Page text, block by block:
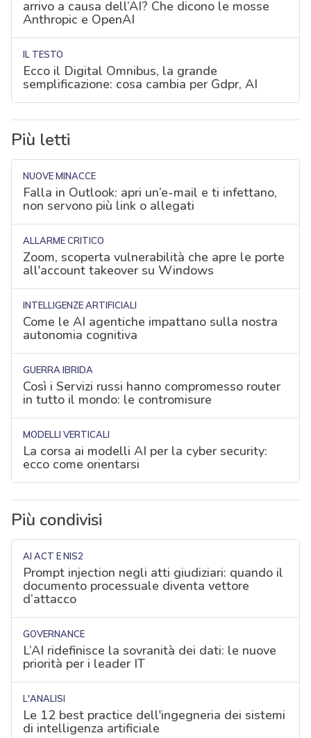
arrivo a causa dell’AI? Che dicono le mosse
Anthropic e OpenAI
IL TESTO
Ecco il Digital Omnibus, la grande
semplificazione: cosa cambia per Gdpr, AI
Più letti
NUOVE MINACCE
Falla in Outlook: apri un’e-mail e ti infettano,
non servono più link o allegati
ALLARME CRITICO
Zoom, scoperta vulnerabilità che apre le porte
all'account takeover su Windows
INTELLIGENZE ARTIFICIALI
Come le AI agentiche impattano sulla nostra
autonomia cognitiva
GUERRA IBRIDA
Così i Servizi russi hanno compromesso router
in tutto il mondo: le contromisure
MODELLI VERTICALI
La corsa ai modelli AI per la cyber security:
ecco come orientarsi
Più condivisi
AI ACT E NIS2
Prompt injection negli atti giudiziari: quando il
documento processuale diventa vettore
d’attacco
GOVERNANCE
L’AI ridefinisce la sovranità dei dati: le nuove
priorità per i leader IT
L'ANALISI
Le 12 best practice dell'ingegneria dei sistemi
di intelligenza artificiale